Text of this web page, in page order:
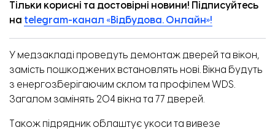
Тільки корисні та достовірні новини! Підписуйтесь
на telegram-канал «Відбудова. Онлайн»!
У медзакладі проведуть демонтаж дверей та вікон,
замість пошкоджених встановлять нові. Вікна будуть
з енергозберігаючим склом та профілем WDS.
Загалом замінять 204 вікна та 77 дверей.
Також підрядник облаштує укоси та вивезе